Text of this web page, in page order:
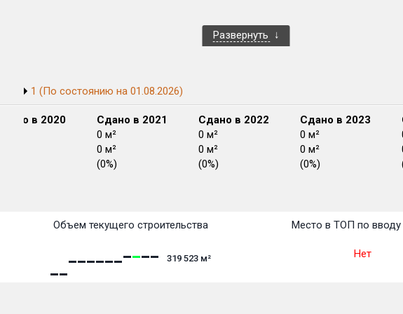
Развернуть
1 (По состоянию на 01.08.2026)
Сдано в 2020
Сдано в 2021
0 м²
0 м²
(0%)
Сдано в 2022
0 м²
0 м²
(0%)
Сдано в 2023
0 м²
0 м²
(0%)
Объем текущего строительства
319 523 м²
Место в ТОП по вводу
Нет